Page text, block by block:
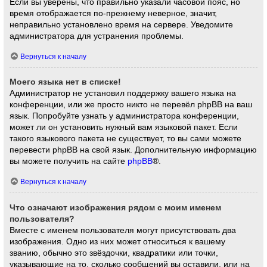
Если вы уверены, что правильно указали часовой пояс, но
время отображается по-прежнему неверное, значит,
неправильно установлено время на сервере. Уведомите
администратора для устранения проблемы.
Вернуться к началу
Моего языка нет в списке!
Администратор не установил поддержку вашего языка на
конференции, или же просто никто не перевёл phpBB на ваш
язык. Попробуйте узнать у администратора конференции,
может ли он установить нужный вам языковой пакет. Если
такого языкового пакета не существует, то вы сами можете
перевести phpBB на свой язык. Дополнительную информацию
вы можете получить на сайте phpBB®.
Вернуться к началу
Что означают изображения рядом с моим именем
пользователя?
Вместе с именем пользователя могут присутствовать два
изображения. Одно из них может относиться к вашему
званию, обычно это звёздочки, квадратики или точки,
указывающие на то, сколько сообщений вы оставили, или на